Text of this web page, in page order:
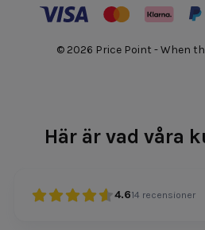
© 2026 Price Point - When
Här är vad våra
4.614 recensioner